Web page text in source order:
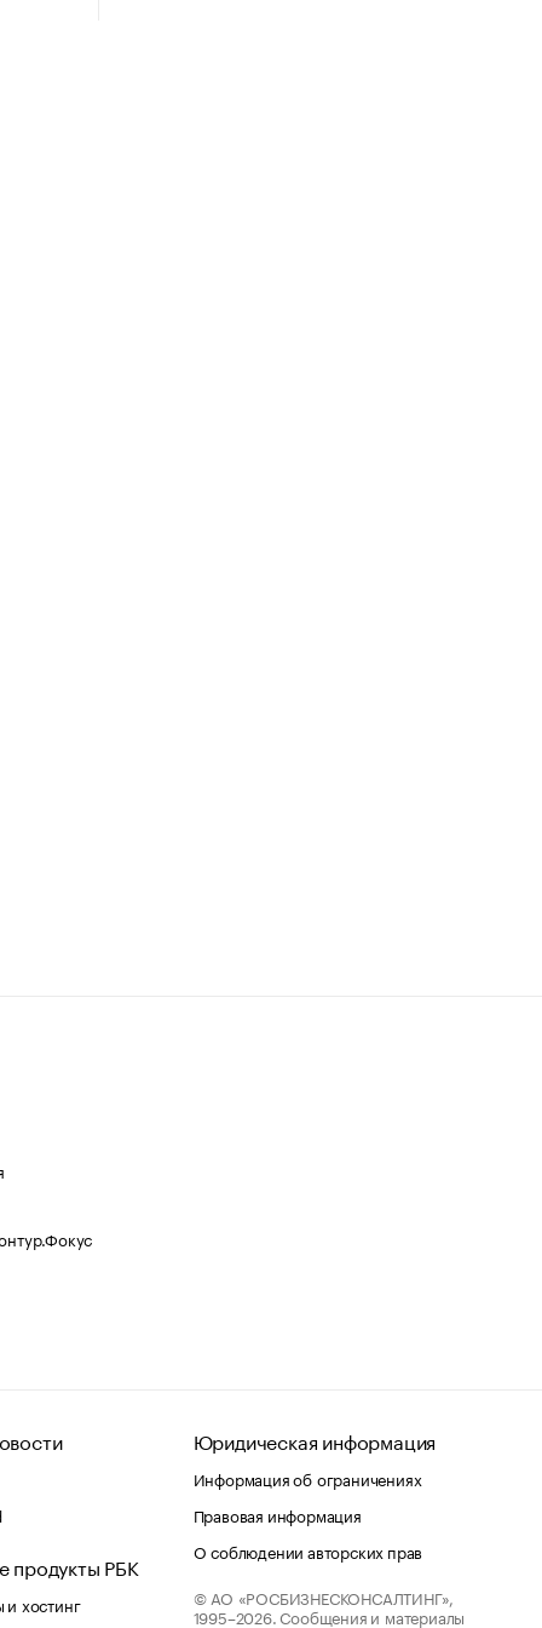
продукты РБК
хостинг
Юридическая информация
Информация об ограничениях
Правовая информация
О соблюдении авторских прав
© АО «РОСБИЗНЕСКОНСАЛТИНГ»,
1995–2026. Сообщения и материалы